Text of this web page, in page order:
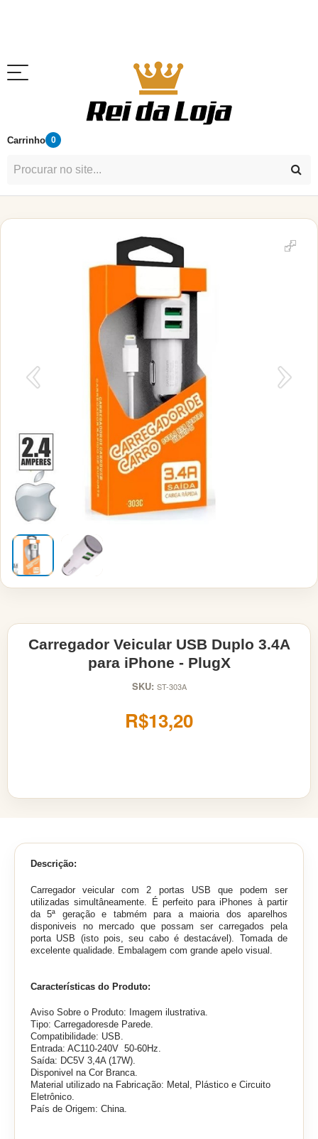
Carrinho 0
Carregador Veicular USB Duplo 3.4A
para iPhone - PlugX
SKU: ST-303A
R$13,20
Descrição:
Carregador veicular com 2 portas USB que podem ser
utilizadas simultâneamente. É perfeito para iPhones à partir
da 5ª geração e tabmém para a maioria dos aparelhos
disponiveis no mercado que possam ser carregados pela
porta USB (isto pois, seu cabo é destacável). Tomada de
excelente qualidade. Embalagem com grande apelo visual.
Características do Produto:
Aviso Sobre o Produto: Imagem ilustrativa.
Tipo: Carregadoresde Parede.
Compatibilidade: USB.
Entrada: AC110-240V 50-60Hz.
Saída: DC5V 3,4A (17W).
Disponivel na Cor Branca.
Material utilizado na Fabricação: Metal, Plástico e Circuito
Eletrônico.
País de Origem: China.